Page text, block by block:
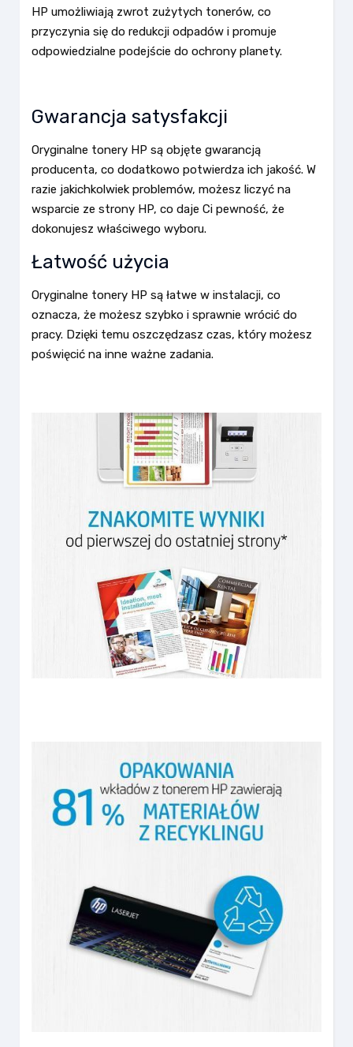
HP umożliwiają zwrot zużytych tonerów, co
przyczynia się do redukcji odpadów i promuje
odpowiedzialne podejście do ochrony planety.
Gwarancja satysfakcji
Oryginalne tonery HP są objęte gwarancją
producenta, co dodatkowo potwierdza ich jakość. W
razie jakichkolwiek problemów, możesz liczyć na
wsparcie ze strony HP, co daje Ci pewność, że
dokonujesz właściwego wyboru.
Łatwość użycia
Oryginalne tonery HP są łatwe w instalacji, co
oznacza, że możesz szybko i sprawnie wrócić do
pracy. Dzięki temu oszczędzasz czas, który możesz
poświęcić na inne ważne zadania.